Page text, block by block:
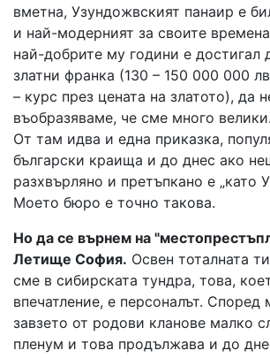
вметна, Узундожвският панаир е
и най-модерният за своите
най-добрите му години е достигал
златни франка (130 – 150 000 000
– курс през цената на златото), да
въобразяваме, че сме много велики.
От там идва и една приказка,
български краища и до днес ако
разхвърляно и претъпкано е „като
Моето бюро е точно такова.
Но да се върнем на
Летище София. Освен тоталната
сме в сибирската тундра, това,
впечатление, е персоналът.
завзето от родови кланове малко
пленум и това продължава и до